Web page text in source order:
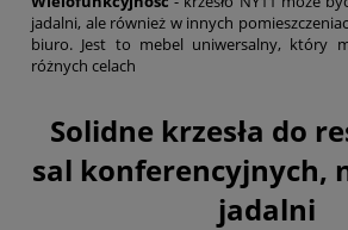
jadalni, ale również w innych
biuro. Jest to mebel uniwersalny, który
różnych celach
Solidne krzesła do
sal konferencyjnych,
jadalni